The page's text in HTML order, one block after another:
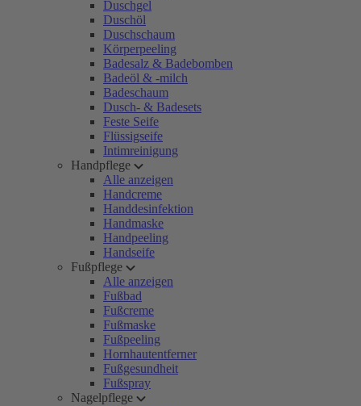
Duschgel
Duschöl
Duschschaum
Körperpeeling
Badesalz & Badebomben
Badeöl & -milch
Badeschaum
Dusch- & Badesets
Feste Seife
Flüssigseife
Intimreinigung
Handpflege
Alle anzeigen
Handcreme
Handdesinfektion
Handmaske
Handpeeling
Handseife
Fußpflege
Alle anzeigen
Fußbad
Fußcreme
Fußmaske
Fußpeeling
Hornhautentferner
Fußgesundheit
Fußspray
Nagelpflege